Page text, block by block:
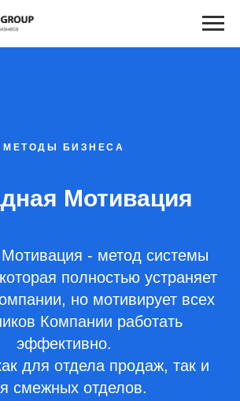
МЕТОДЫ БИЗНЕСА
Мотивация
- метод системы
полностью устраняет
но мотивирует всех
Компании работать
эффективно.
для отдела продаж, так и
смежных отделов.